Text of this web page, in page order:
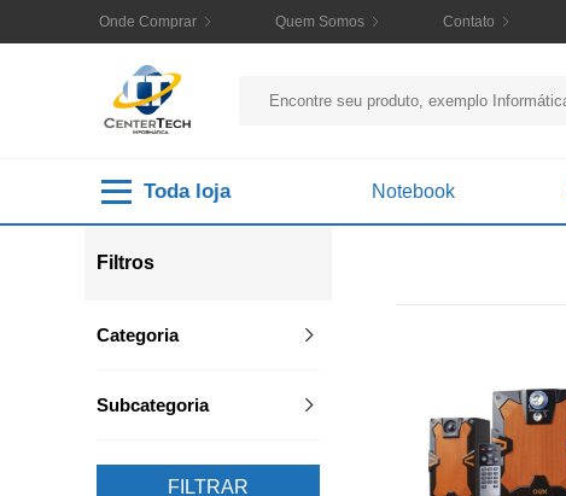
Onde Comprar Quem Somos Contato
Toda loja Notebook
Filtros
Categoria
Subcategoria
FILTRAR